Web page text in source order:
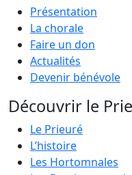
Présentation
La chorale
Faire un don
Actualités
Devenir bénévole
Découvrir le
Le Prieuré
L’histoire
Les Hortomnales